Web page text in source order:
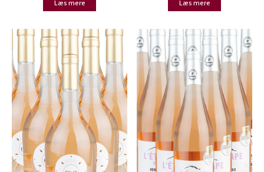
Læs mere Læs mere